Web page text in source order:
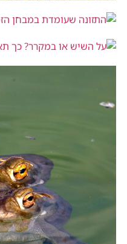
התזונה שעומדת
על השיש או